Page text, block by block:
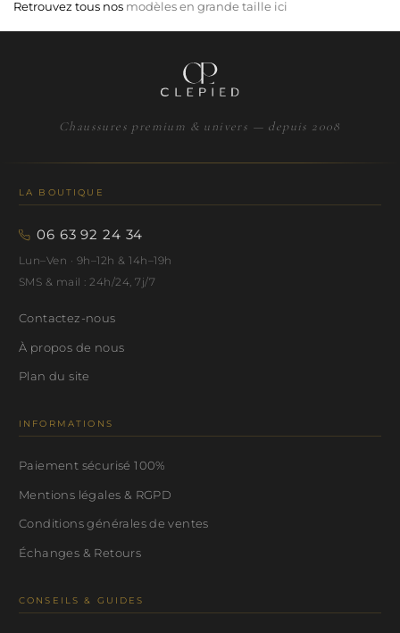
Retrouvez tous nos modèles en grande taille ici
Chaussures premium & univers — depuis 2008
LA BOUTIQUE
06 63 92 24 34
Lun–Ven · 9h–12h & 14h–19h
SMS & mail : 24h/24, 7j/7
Contactez-nous
À propos de nous
Plan du site
INFORMATIONS
Paiement sécurisé 100%
Mentions légales & RGPD
Conditions générales de ventes
Échanges & Retours
CONSEILS & GUIDES